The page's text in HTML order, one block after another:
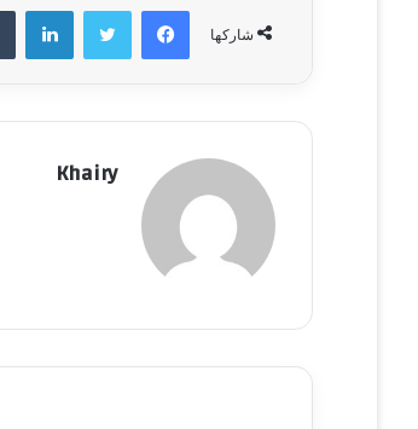
شاركها
فيسبوك تويتر لينكدإن
Khairy